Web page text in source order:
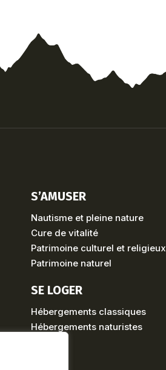
S’AMUSER
Nautisme et pleine nature
Cure de vitalité
Patrimoine culturel et religieux
Patrimoine naturel
SE LOGER
Hébergements classiques
Hébergements naturistes